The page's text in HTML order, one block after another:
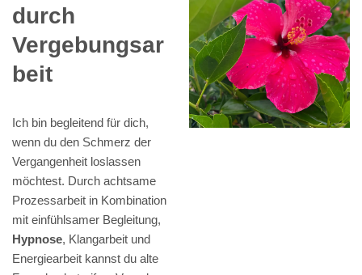
durch
Vergebungsar
beit
Ich bin begleitend für dich,
wenn du den Schmerz der
Vergangenheit loslassen
möchtest. Durch achtsame
Prozessarbeit in Kombination
mit einfühlsamer Begleitung,
Hypnose, Klangarbeit und
Energiearbeit kannst du alte